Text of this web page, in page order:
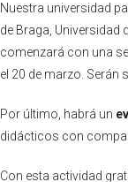
Nuestra universidad
de Braga, Universidad
comenzará con una
el 20 de marzo. Serán
Por último, habrá un
didácticos con
Con esta actividad